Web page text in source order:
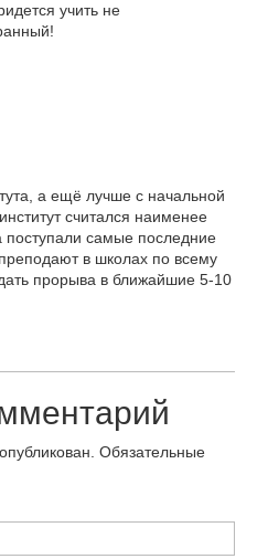
учить не
а ещё лучше с начальной
считался наименее
поступали самые последние
в школах по всему
прорыва в ближайшие 5-10
Обязательные